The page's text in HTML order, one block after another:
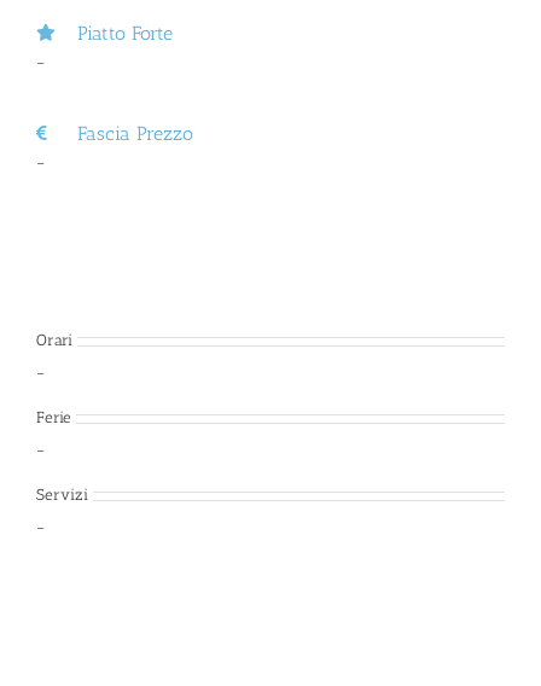
Piatto Forte
–
Fascia Prezzo
–
Orari
–
Ferie
–
Servizi
–